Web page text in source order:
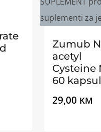
Zumub
acetyl
Cysteine
60
29,00 KM